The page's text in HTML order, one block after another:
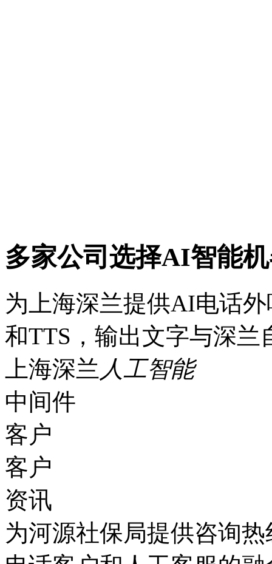
多家公司选择AI智能
为上海深兰提供AI电话
和TTS，输出文字与深
上海深兰 人工智能
中间件
客户
客户
资讯
为河源社保局提供咨询